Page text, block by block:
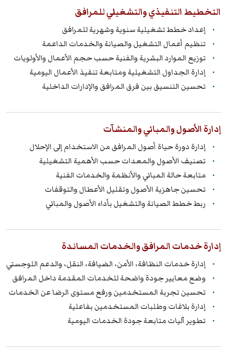
التخطيط التنفيذي والتشغيلي للمرافق
إعداد خطط تشغيلية سنوية وشهرية للمرافق
تنظيم أعمال التشغيل والصيانة والخدمات الداعمة
توزيع الموارد البشرية والفنية حسب حجم الأعمال والأولويات
إدارة الجداول التشغيلية ومتابعة تنفيذ الأعمال اليومية
تحسين التنسيق بين فرق المرافق والإدارات الداخلية
إدارة الأصول والمباني والمنشآت
إدارة دورة حياة أصول المرافق من الاستخدام إلى الإحلال
تصنيف الأصول والمعدات حسب الأهمية التشغيلية
متابعة حالة المباني والأنظمة والخدمات الفنية
تحسين جاهزية الأصول وتقليل الأعطال والتوقفات
ربط خطط الصيانة والتشغيل بأداء الأصول والمباني
إدارة خدمات المرافق والخدمات المساندة
إدارة خدمات النظافة، الأمن، الضيافة، النقل، والدعم اللوجستي
وضع معايير جودة واضحة للخدمات المقدمة داخل المرافق
تحسين تجربة المستخدمين ورفع مستوى الرضا عن الخدمات
إدارة بلاغات وطلبات المستخدمين بفاعلية
تطوير آليات متابعة جودة الخدمات اليومية